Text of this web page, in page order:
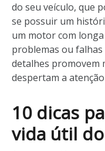
do seu veículo, que
se possuir um
um motor com
problemas ou falhas
detalhes promovem
despertam a
10 dicas
vida útil